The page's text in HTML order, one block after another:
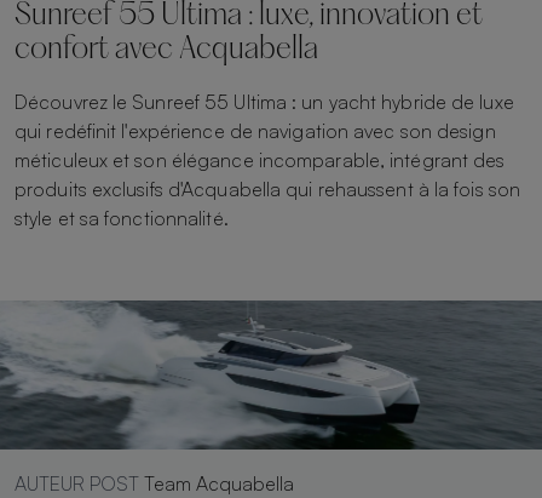
Sunreef 55 Ultima : luxe, innovation et
confort avec Acquabella
Découvrez le Sunreef 55 Ultima : un yacht hybride de luxe
qui redéfinit l'expérience de navigation avec son design
méticuleux et son élégance incomparable, intégrant des
produits exclusifs d'Acquabella qui rehaussent à la fois son
style et sa fonctionnalité.
AUTEUR POST Team Acquabella